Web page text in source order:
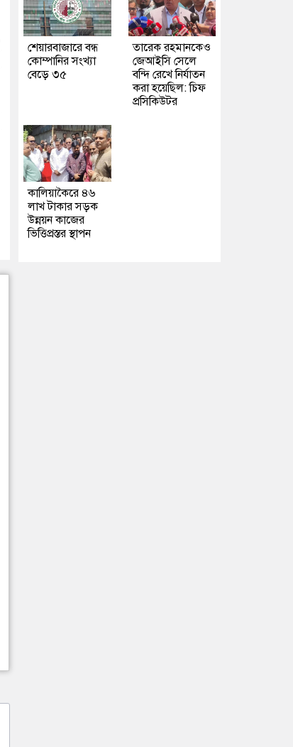
শেয়ারবাজারে বন্ধ
কোম্পানির সংখ্যা
বেড়ে ৩৫
তারেক রহমানকেও
জেআইসি সেলে
বন্দি রেখে নির্যাতন
করা হয়েছিল: চিফ
প্রসিকিউটর
কালিয়াকৈরে ৪৬
লাখ টাকার সড়ক
উন্নয়ন কাজের
ভিত্তিপ্রস্তর স্থাপন